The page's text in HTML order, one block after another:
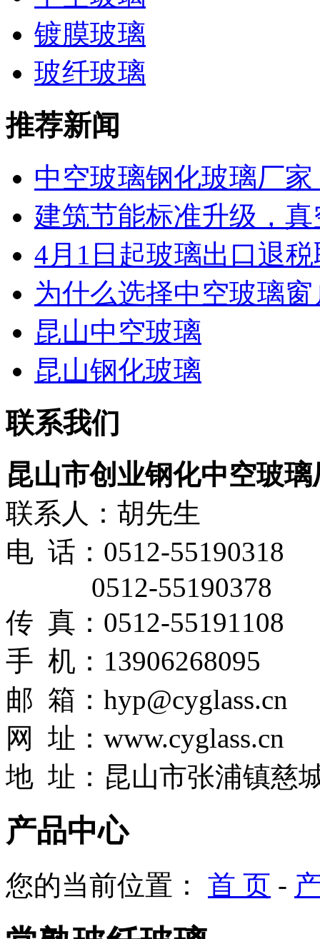
镀膜玻璃
玻纤玻璃
推荐新闻
中空玻璃钢化玻璃厂家
建筑节能标准升级，真
4月1日起玻璃出口退
为什么选择中空玻璃
昆山中空玻璃
昆山钢化玻璃
联系我们
昆山市创业钢化中空玻璃
联系人：胡先生
电 话：0512-55190318
0512-55190378
传 真：0512-55191108
手 机：13906268095
邮 箱：hyp@cyglass.cn
网
址： www.cyglass.cn
地 址：昆山市张浦镇慈
产品中心
您的当前位置： 首 页 -